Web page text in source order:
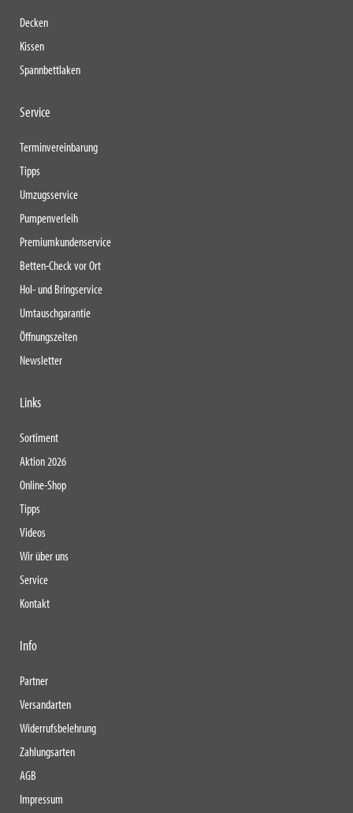
Decken
Kissen
Spannbettlaken
Service
Terminvereinbarung
Tipps
Umzugsservice
Pumpenverleih
Premiumkundenservice
Betten-Check vor Ort
Hol- und Bringservice
Umtauschgarantie
Öffnungszeiten
Newsletter
Links
Sortiment
Aktion 2026
Online-Shop
Tipps
Videos
Wir über uns
Service
Kontakt
Info
Partner
Versandarten
Widerrufsbelehrung
Zahlungsarten
AGB
Impressum